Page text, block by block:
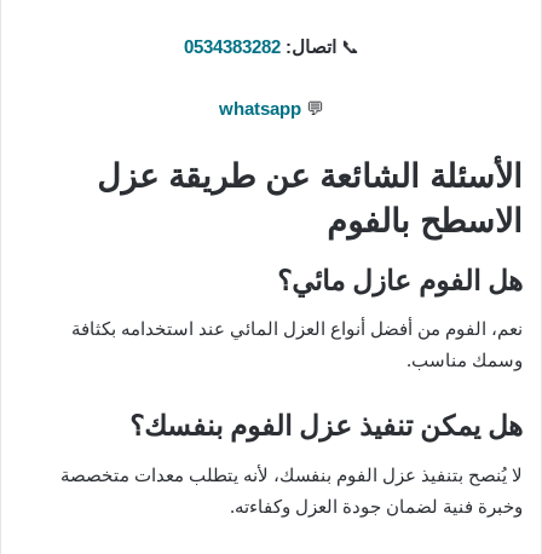
📞 اتصال:0534383282
💬
whatsapp
الأسئلة الشائعة عن طريقة عزل
الاسطح بالفوم
هل الفوم عازل مائي؟
نعم، الفوم من أفضل أنواع العزل المائي عند استخدامه بكثافة
وسمك مناسب.
هل يمكن تنفيذ عزل الفوم بنفسك؟
لا يُنصح بتنفيذ عزل الفوم بنفسك، لأنه يتطلب معدات متخصصة
وخبرة فنية لضمان جودة العزل وكفاءته.